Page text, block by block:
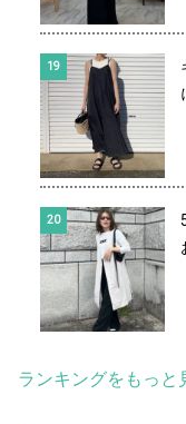
ランキングをもっと